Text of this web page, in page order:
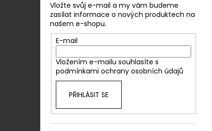
Vložte svůj e-mail a my vám budeme
zasílat informace o nových produktech na
našem e-shopu.
E-mail
Vložením e-mailu souhlasíte s
podmínkami ochrany osobních údajů
PŘIHLÁSIT SE